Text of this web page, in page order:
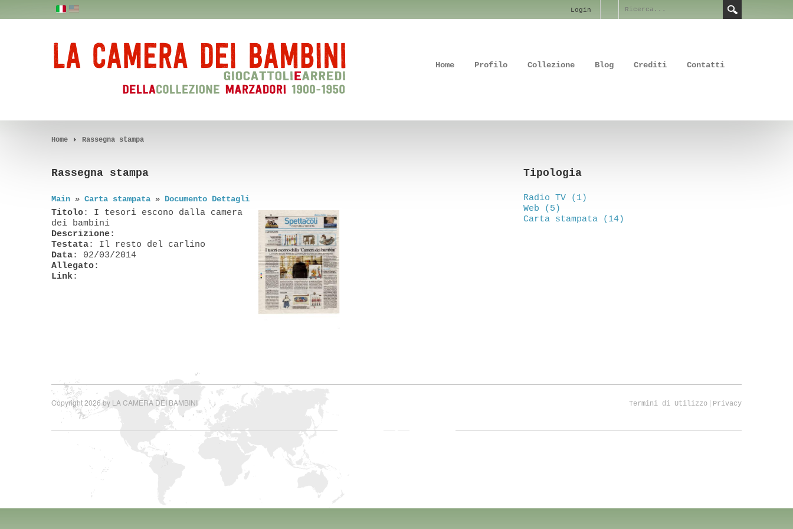
Login
Home Profilo Collezione Blog Crediti Contatti
Home Rassegna stampa
Rassegna stampa
Main » Carta stampata » Documento Dettagli
Titolo: I tesori escono dalla camera
dei bambini
Descrizione:
Testata: Il resto del carlino
Data: 02/03/2014
Allegato:
Link:
Tipologia
Radio TV (1)
Web (5)
Carta stampata (14)
Termini di Utilizzo | Privacy
Copyright 2026 by LA CAMERA DEI BAMBINI